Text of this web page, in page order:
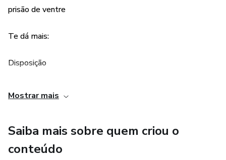
prisão de ventre
Te dá mais:
Disposição
Limpa o fígado
Mostrar mais
Saiba mais sobre quem criou o
conteúdo